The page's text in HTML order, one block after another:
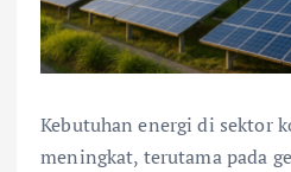
Kebutuhan energi di sektor
meningkat, terutama pada